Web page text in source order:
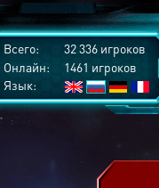
Всего:
32 336 игроков
Онлайн:
1461 игроков
Язык: